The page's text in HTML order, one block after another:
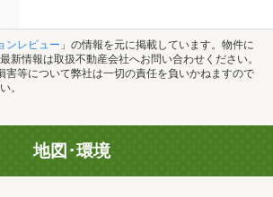
ンレビュー 」の情報を元に掲載しています。物件に
新情報は取扱不動産会社へお問い合わせください。
害等について弊社は一切の責任を負いかねますので
。
地図･環境